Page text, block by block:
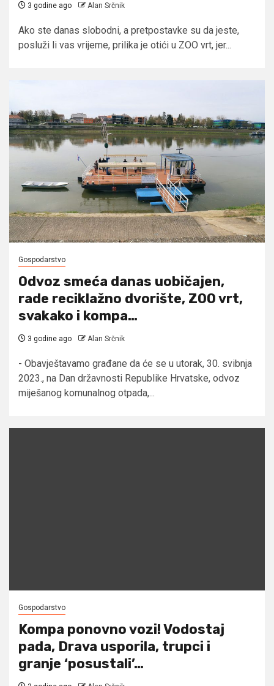
3 godine ago Alan Srčnik
Ako ste danas slobodni, a pretpostavke su da jeste,
posluži li vas vrijeme, prilika je otići u ZOO vrt, jer...
Gospodarstvo
Odvoz smeća danas uobičajen,
rade reciklažno dvorište, ZOO vrt,
svakako i kompa…
3 godine ago Alan Srčnik
- Obavještavamo građane da će se u utorak, 30. svibnja
2023., na Dan državnosti Republike Hrvatske, odvoz
miješanog komunalnog otpada,...
Gospodarstvo
Kompa ponovno vozi! Vodostaj
pada, Drava usporila, trupci i
granje ‘posustali’…